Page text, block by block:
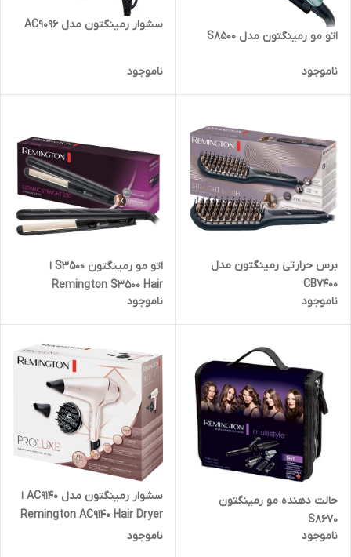
اتو مو رمینگتون مدل S8500
ناموجود
سشوار رمینگتون مدل AC9096
ناموجود
برس حرارتی رمینگتون مدل
CB7400
ناموجود
اتو مو رمینگتون S3500 ا
Remington S3500 Hair
Straightener
ناموجود
حالت دهنده مو رمینگتون
S8670
ناموجود
سشوار رمینگتون مدل AC9140 ا
Remington AC9140 Hair Dryer
ناموجود